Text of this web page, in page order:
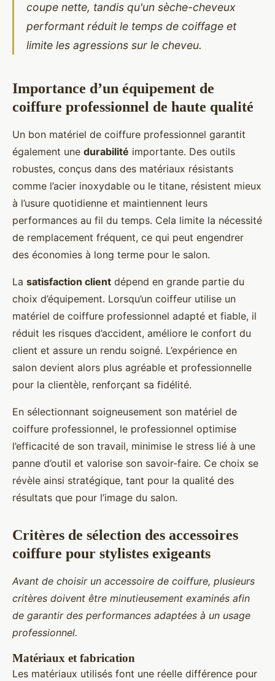
coupe nette, tandis qu'un sèche-cheveux
performant réduit le temps de coiffage et
limite les agressions sur le cheveu.
Importance d’un équipement de
coiffure professionnel de haute qualité
Un bon matériel de coiffure professionnel garantit
également une durabilité importante. Des outils
robustes, conçus dans des matériaux résistants
comme l’acier inoxydable ou le titane, résistent mieux
à l’usure quotidienne et maintiennent leurs
performances au fil du temps. Cela limite la nécessité
de remplacement fréquent, ce qui peut engendrer
des économies à long terme pour le salon.
La satisfaction client dépend en grande partie du
choix d’équipement. Lorsqu’un coiffeur utilise un
matériel de coiffure professionnel adapté et fiable, il
réduit les risques d’accident, améliore le confort du
client et assure un rendu soigné. L’expérience en
salon devient alors plus agréable et professionnelle
pour la clientèle, renforçant sa fidélité.
En sélectionnant soigneusement son matériel de
coiffure professionnel, le professionnel optimise
l’efficacité de son travail, minimise le stress lié à une
panne d’outil et valorise son savoir-faire. Ce choix se
révèle ainsi stratégique, tant pour la qualité des
résultats que pour l’image du salon.
Critères de sélection des accessoires
coiffure pour stylistes exigeants
Avant de choisir un accessoire de coiffure, plusieurs
critères doivent être minutieusement examinés afin
de garantir des performances adaptées à un usage
professionnel.
Matériaux et fabrication
Les matériaux utilisés font une réelle différence pour